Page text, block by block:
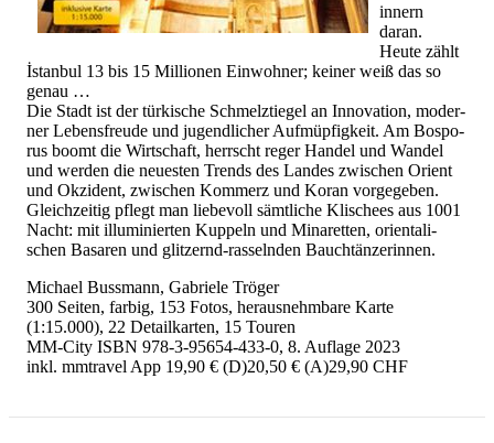
in­nern
daran.
Heute zählt
İstan­bul 13 bis 15 Mil­lio­nen Ein­woh­ner; kei­ner weiß das so
genau …
Die Stadt ist der tür­ki­sche Schmelz­tie­gel an In­no­va­ti­on, mo­der­
ner Le­bens­freu­de und ju­gend­li­cher Auf­müp­fig­keit. Am Bo­spo­
rus boomt die Wirt­schaft, herrscht reger Han­del und Wan­del
und wer­den die neu­es­ten Trends des Lan­des zwi­schen Ori­ent
und Ok­zi­dent, zwi­schen Kom­merz und Koran vor­ge­ge­ben.
Gleich­zei­tig pflegt man lie­be­voll sämt­li­che Kli­schees aus 1001
Nacht: mit il­lu­mi­nier­ten Kup­peln und Mi­na­ret­ten, ori­en­ta­li­
schen Basa­ren und glit­zernd-ras­seln­den Bauch­tän­ze­rin­nen.
Michael Bussmann, Gabriele Tröger
300 Seiten, farbig, 153 Fotos, herausnehmbare Karte
(1:15.000), 22 Detailkarten, 15 Touren
MM-City ISBN 978-3-95654-433-0, 8. Auflage 2023
inkl. mmtravel App 19,90 € (D)20,50 € (A)29,90 CHF